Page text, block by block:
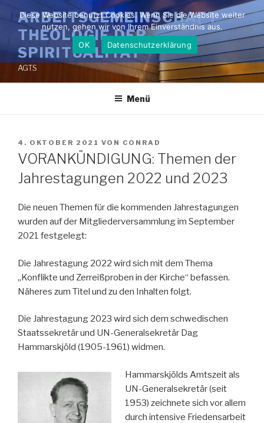
Inhalt
springen
ARBEITSGEMEINSCHAFT
THEOLOGIE DER
SPIRITUALITÄT
AGTS
Menü
VERÖFFENTLICHT
AM
4. OKTOBER 2021 VON CONRAD
VORANKÜNDIGUNG: Themen der
Jahrestagungen 2022 und 2023
Die neuen Themen für die kommenden Jahrestagungen
wurden auf der Mitgliederversammlung im September
2021 festgelegt:
Die Jahrestagung 2022 wird sich mit dem Thema
„Konflikte und Zerreißproben in der Kirche“ befassen.
Näheres zum Titel und zu den Inhalten folgt.
Die Jahrestagung 2023 wird sich dem schwedischen
Staatssekretär und UN-Generalsekretär Dag
Hammarskjöld (1905-1961) widmen.
Hammarskjölds Amtszeit als
UN-Generalsekretär (seit
1953) zeichnete sich vor allem
durch intensive Friedensarbeit
Diese Website benutzt Cookies. Wenn Sie die Website weiter
nutzen, gehen wir von Ihrem Einverständnis aus.
OK
Datenschutzerklärung